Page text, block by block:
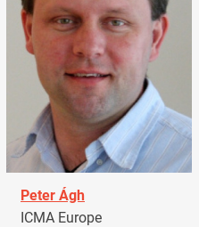
Peter Ágh
ICMA Europe